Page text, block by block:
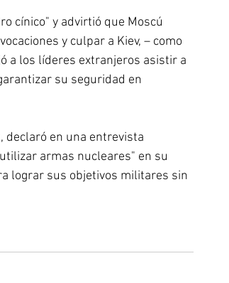
cínico" y advirtió que Moscú
y culpar a Kiev, – como
a los líderes extranjeros asistir a
su seguridad en
declaró en una entrevista
armas nucleares" en su
lograr sus objetivos militares sin